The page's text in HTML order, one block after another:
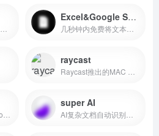
Excel&Google Sheets AI Formula Generator
raycast
super AI